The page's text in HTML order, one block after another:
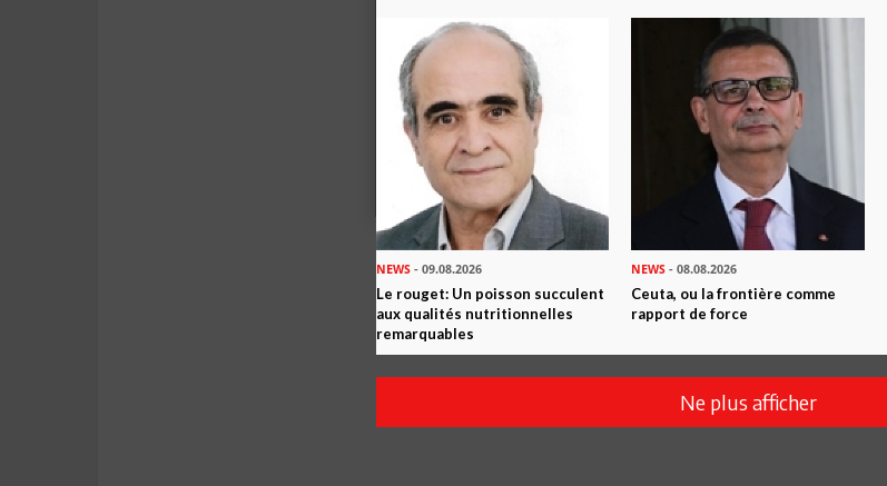
NEWS - 09.08.2026
Le rouget: Un poisson succulent
aux qualités nutritionnelles
remarquables
NEWS - 08.08.2026
Ceuta, ou la frontière comme
rapport de force
Ne plus afficher